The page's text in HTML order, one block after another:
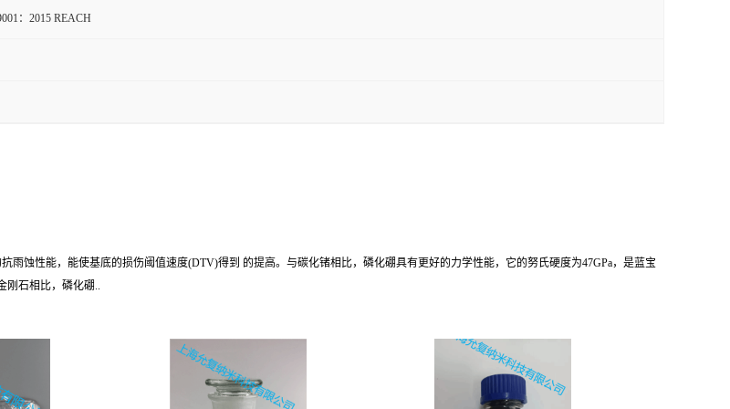
：2015 REACH
蚀性能，能使基底的损伤阈值速度(DTV)得到 的提高。与碳化锗相比，磷化硼具有更好的力学性能，它的努氏硬度为47GPa，是蓝宝
刚石相比，磷化硼..